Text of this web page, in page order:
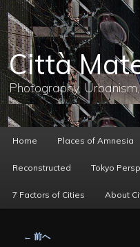
メ
イ
ン
コ
ン
テ
ン
へ
移
動
Città
Photography,
ー
Home Places of Amnesia
Reconstructed Tokyo
7 Factors of Cities About
← 前へ